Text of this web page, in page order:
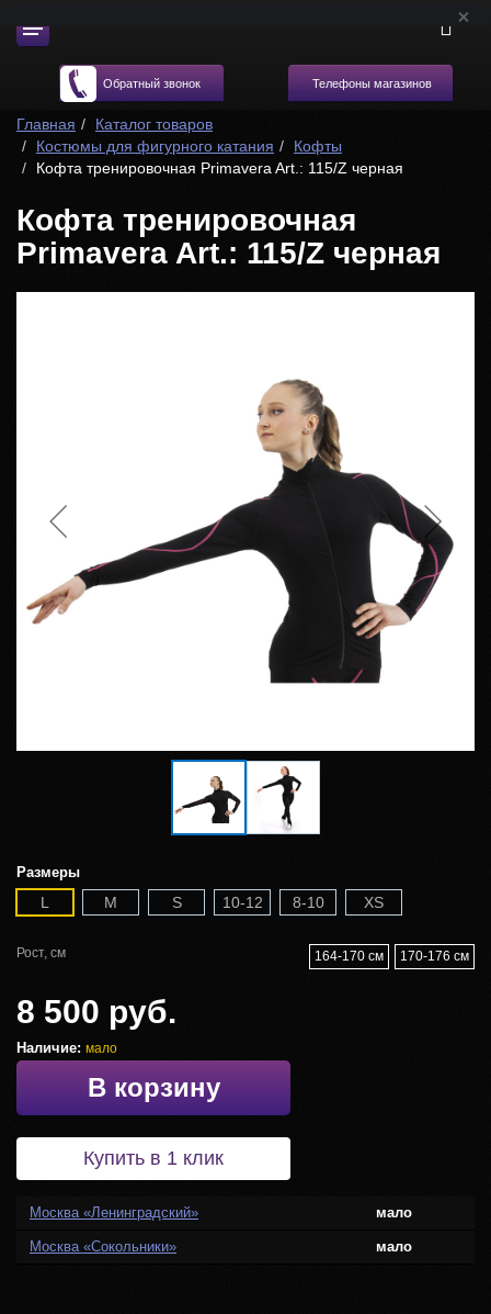
Обратный звонок Телефоны магазинов
Главная
Каталог товаров
Костюмы для фигурного катания
Кофты
Кофта тренировочная Primavera Art.: 115/Z черная
Кофта тренировочная
Primavera Art.: 115/Z черная
Размеры
L M S 10-12 8-10 XS
Рост, см 164-170 см 170-176 см
8 500 руб.
Наличие: мало
В корзину
Купить в 1 клик
Москва «Ленинградский» мало
Москва «Сокольники» мало